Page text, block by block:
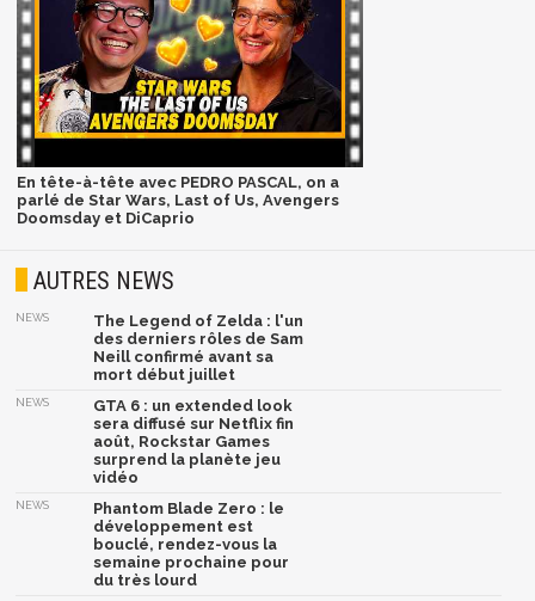
En tête-à-tête avec PEDRO PASCAL, on a
parlé de Star Wars, Last of Us, Avengers
Doomsday et DiCaprio
AUTRES NEWS
NEWS
The Legend of Zelda : l'un
des derniers rôles de Sam
Neill confirmé avant sa
mort début juillet
NEWS
GTA 6 : un extended look
sera diffusé sur Netflix fin
août, Rockstar Games
surprend la planète jeu
vidéo
NEWS
Phantom Blade Zero : le
développement est
bouclé, rendez-vous la
semaine prochaine pour
du très lourd